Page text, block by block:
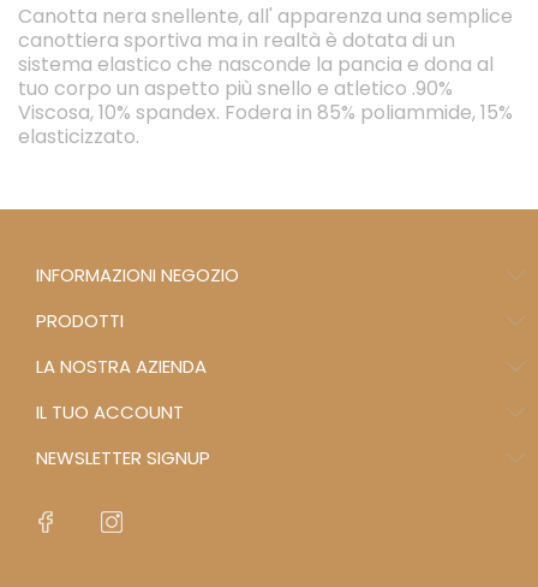
Canotta nera snellente, all' apparenza una semplice
canottiera sportiva ma in realtà è dotata di un
sistema elastico che nasconde la pancia e dona al
tuo corpo un aspetto più snello e atletico .90%
Viscosa, 10% spandex. Fodera in 85% poliammide, 15%
elasticizzato.
INFORMAZIONI NEGOZIO
PRODOTTI
LA NOSTRA AZIENDA
IL TUO ACCOUNT
NEWSLETTER SIGNUP